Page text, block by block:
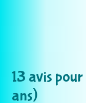
13 avis pour
ans)